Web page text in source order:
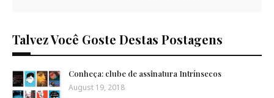
Talvez Você Goste Destas Postagens
Conheça: clube de assinatura Intrínsecos
August 19, 2018